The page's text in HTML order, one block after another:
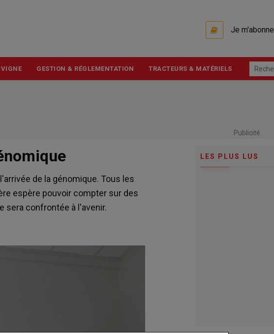
Je m'abonne
VIGNE GESTION & RÉGLEMENTATION TRACTEURS & MATÉRIELS
Publicité
de la génomique. Tous les
espère pouvoir compter sur des
sera confrontée à l'avenir.
LES PLUS LUS